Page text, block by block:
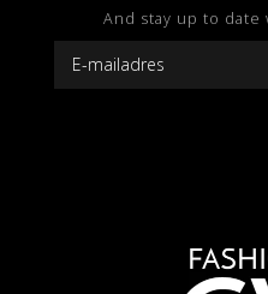
And stay up to